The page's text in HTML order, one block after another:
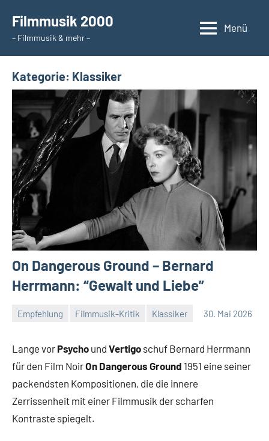
Inhalt
springen
Filmmusik 2000
– Filmmusik & mehr –
Menü
Kategorie: Klassiker
On Dangerous Ground – Bernard
Herrmann: “Gewalt und Liebe”
Empfehlung Filmmusik-Kritik Klassiker 30. Mai 2026
Keine
Lange vor Psycho und Vertigo schuf Bernard Herrmann
für den Film NoirOn Dangerous Ground 1951 eine seiner
packendsten Kompositionen, die die innere
Zerrissenheit mit einer Filmmusik der scharfen
Kontraste spiegelt.